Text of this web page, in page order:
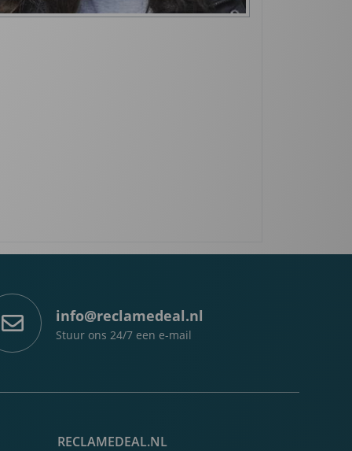
info@reclamedeal.nl
Stuur ons 24/7 een e-mail
RECLAMEDEAL.NL